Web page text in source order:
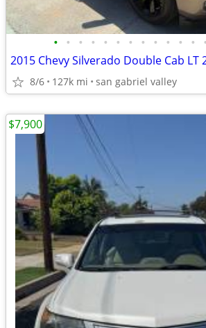
• • • • • • • • • • • • •
2015 Chevy Silverado Double Cab LT
8/6 127k mi san gabriel valley
$7,900